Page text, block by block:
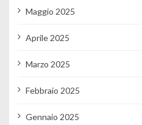
Maggio 2025
Aprile 2025
Marzo 2025
Febbraio 2025
Gennaio 2025